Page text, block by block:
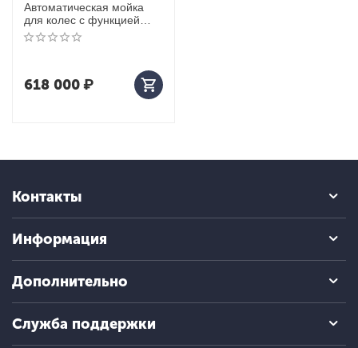
Автоматическая мойка
для колес c функцией
нагрева воды
618 000₽
Контакты
Информация
Дополнительно
Служба поддержки